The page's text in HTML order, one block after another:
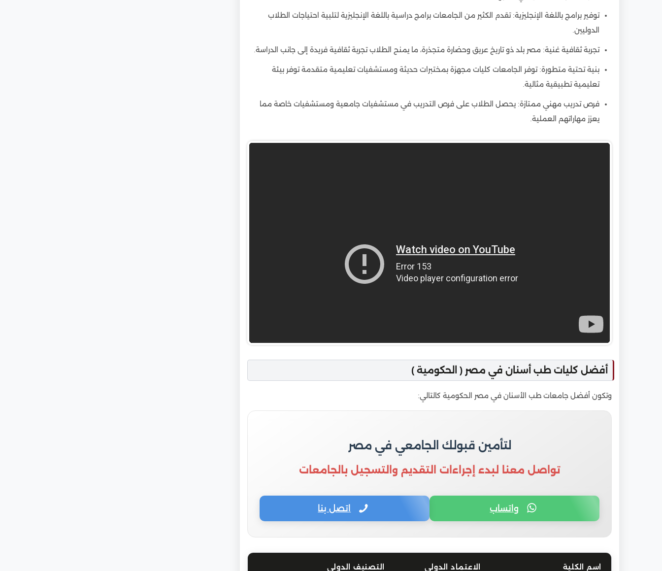
توفير برامج باللغة الإنجليزية: تقدم الكثير من الجامعات برامج دراسية باللغة الإنجليزية لتلبية احتياجات الطلاب
الدوليين.
تجربة ثقافية غنية: مصر بلد ذو تاريخ عريق وحضارة متجذرة، ما يمنح الطلاب تجربة ثقافية فريدة إلى جانب الدراسة.
بنية تحتية متطورة: توفر الجامعات كليات مجهزة بمختبرات حديثة ومستشفيات تعليمية متقدمة توفر بيئة
تعليمية تطبيقية مثالية.
فرص تدريب مهني ممتازة: يحصل الطلاب على فرص التدريب في مستشفيات جامعية ومستشفيات خاصة مما
يعزز مهاراتهم العملية.
أفضل كليات طب أسنان في مصر ( الحكومية )
وتكون أفضل جامعات طب الأسنان في مصر الحكومية كالتالي:
لتأمين قبولك الجامعي في مصر
تواصل معنا لبدء إجراءات التقديم والتسجيل بالجامعات
واتساب اتصل بنا
اسم الكلية الاعتماد الدولي التصنيف الدولي